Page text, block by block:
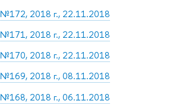
№172, 2018 г., 22.11.2018
№171, 2018 г., 22.11.2018
№170, 2018 г., 22.11.2018
№169, 2018 г., 08.11.2018
№168, 2018 г., 06.11.2018